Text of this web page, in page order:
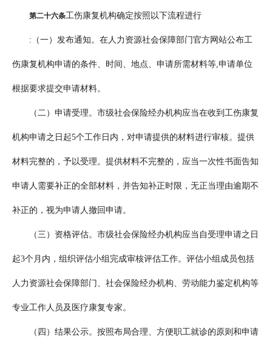
第二十六条工伤康复机构确定按照以下流程进行
:（一）发布通知。在人力资源社会保障部门官方网站公布工
伤康复机构申请的条件、时间、地点、申请所需材料等,申请单位
根据要求提交申请材料。
（二）申请受理。市级社会保险经办机构应当在收到工伤康复
机构申请之日起5个工作日内，对申请提供的材料进行审核。提供
材料完整的，予以受理。提供材料不完整的，应当一次性书面告知
申请人需要补正的全部材料，并告知补正时限，无正当理由逾期不
补正的，视为申请人撤回申请。
（三）资格评估。市级社会保险经办机构应当自受理申请之日
起3个月内，组织评估小组完成审核评估工作。评估小组成员包括
人力资源社会保障部门、社会保险经办机构、劳动能力鉴定机构等
专业工作人员及医疗康复专家。
（四）结果公示。按照布局合理、方便职工就诊的原则和申请